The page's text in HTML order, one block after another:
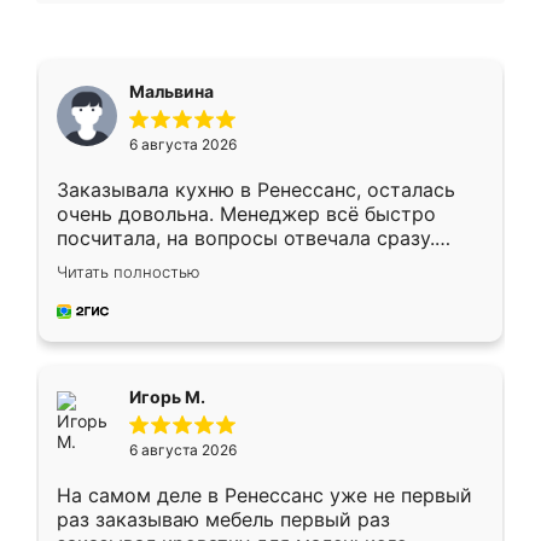
Мальвина
6 августа 2026
Заказывала кухню в Ренессанс, осталась
очень довольна. Менеджер всё быстро
посчитала, на вопросы отвечала сразу.
Замерщик приехал в субботу, подошёл к
делу со всей ответственностью. Собрали
за день, ребята работали аккуратно, даже
Читать полностью
Игорь М.
6 августа 2026
На самом деле в Ренессанс уже не первый
раз заказываю мебель первый раз